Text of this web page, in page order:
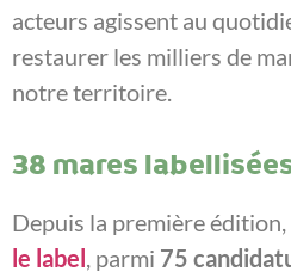
acteurs agissent au
restaurer les milliers de
notre territoire.
38 mares
Depuis la première édition,
le label, parmi 75